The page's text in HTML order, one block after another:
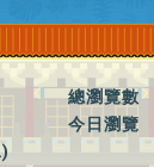
總瀏覽數
今日瀏覽